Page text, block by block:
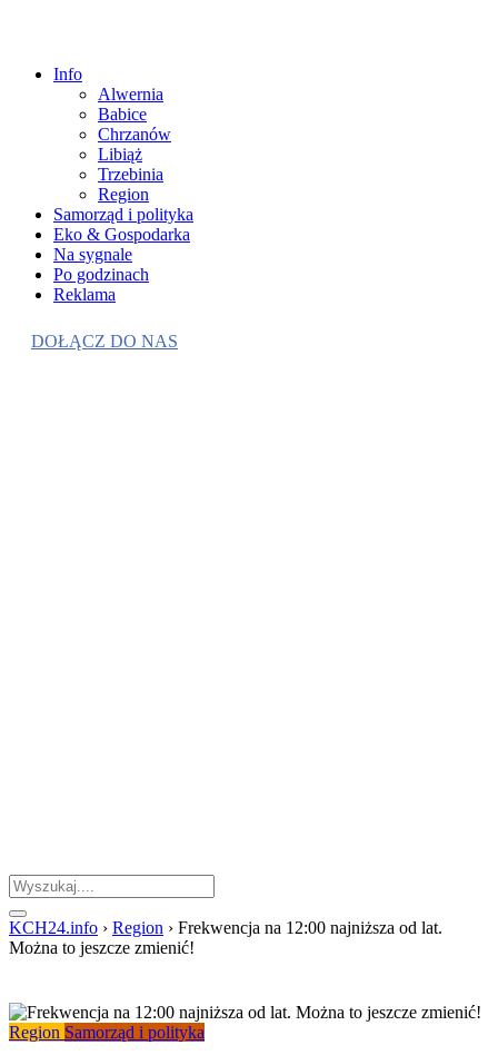
Info
Alwernia
Babice
Chrzanów
Libiąż
Trzebinia
Region
Samorząd i polityka
Eko & Gospodarka
Na sygnale
Po godzinach
Reklama
DOŁĄCZ DO NAS
KCH24.info › Region › Frekwencja na 12:00 najniższa od lat.
Można to jeszcze zmienić!
Region Samorząd i polityka